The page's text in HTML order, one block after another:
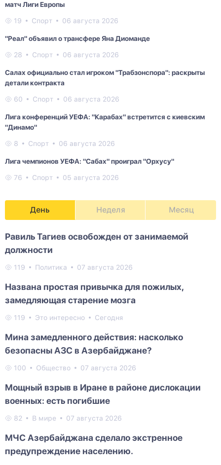
матч Лиги Европы
19 Спорт 06 августа 2026
"Реал" объявил о трансфере Яна Диоманде
28 Спорт 06 августа 2026
Салах официально стал игроком "Трабзонспора": раскрыты
детали контракта
60 Спорт 06 августа 2026
Лига конференций УЕФА: "Карабах" встретится с киевским
"Динамо"
8 Спорт 06 августа 2026
Лига чемпионов УЕФА: "Сабах" проиграл "Орхусу"
76 Спорт 05 августа 2026
День Неделя Месяц
Равиль Тагиев освобожден от занимаемой
должности
119 Политика 07 августа 2026
Названа простая привычка для пожилых,
замедляющая старение мозга
119 Это интересно Сегодня
Мина замедленного действия: насколько
безопасны АЗС в Азербайджане?
100 Общество 07 августа 2026
Мощный взрыв в Иране в районе дислокации
военных: есть погибшие
82 В мире 07 августа 2026
МЧС Азербайджана сделало экстренное
предупреждение населению.